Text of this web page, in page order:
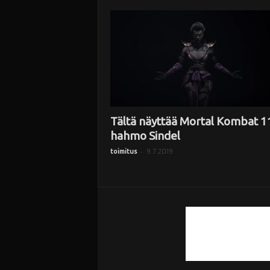
Tältä näyttää Mortal Kombat
hahmo Sindel
toimitus - 9.7.2019